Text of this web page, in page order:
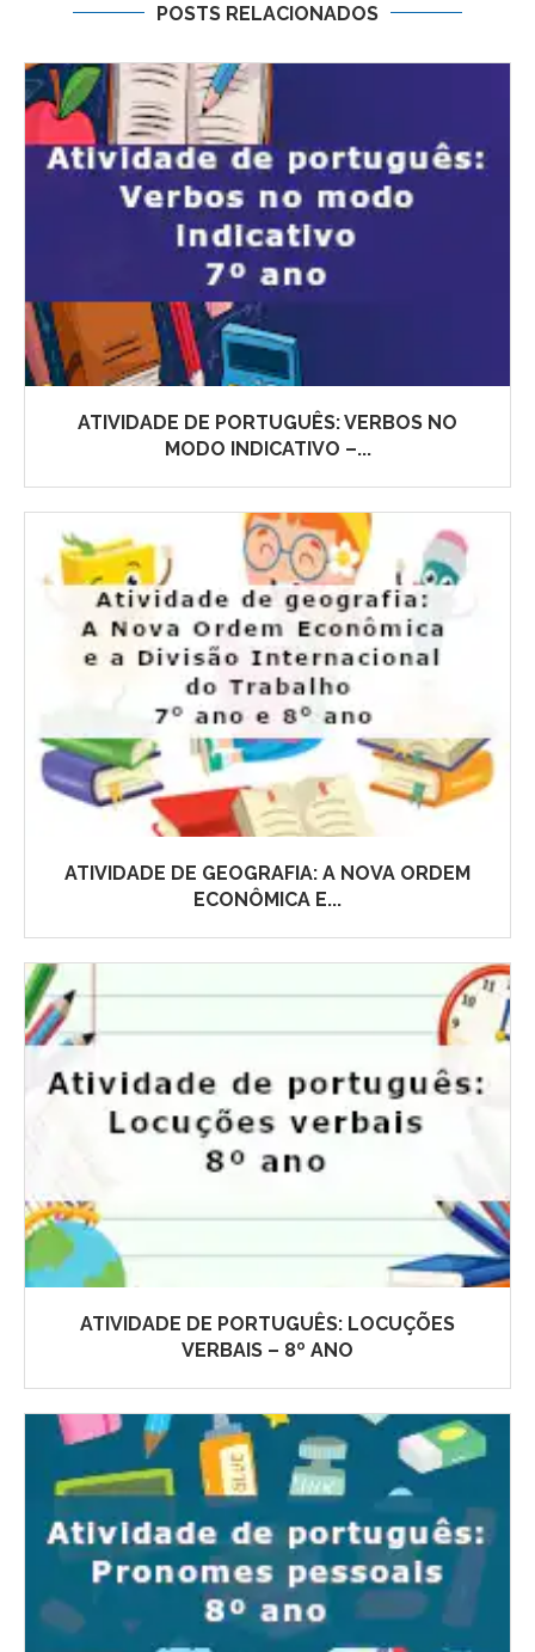
POSTS RELACIONADOS
ATIVIDADE DE PORTUGUÊS: VERBOS NO
MODO INDICATIVO –...
ATIVIDADE DE GEOGRAFIA: A NOVA ORDEM
ECONÔMICA E...
ATIVIDADE DE PORTUGUÊS: LOCUÇÕES
VERBAIS – 8º ANO